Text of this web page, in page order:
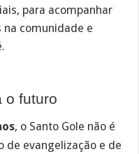
para acompanhar
comunidade e
o futuro
, o Santo Gole não é
de evangelização e de